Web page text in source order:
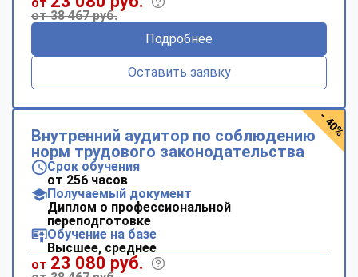
от 38 467 руб.
Подробнее
Оставить заявку
Внутренний аудитор по соблюдению
норм трудового законодательства
Срок обучения
от 256 часов
Получаемый документ
Диплом о профессиональной
переподготовке
Обучение на базе
Высшее, среднее
от 23 080 руб.
- 40%